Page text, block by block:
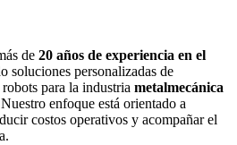
de 20 años de experiencia en el
soluciones personalizadas de
para la industria metalmecánica
enfoque está orientado a
costos operativos y acompañar el